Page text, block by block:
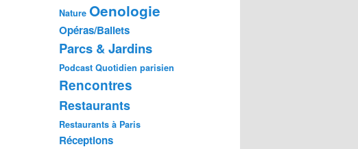
Nature Oenologie
Opéras/Ballets
Parcs & Jardins
Podcast Quotidien parisien
Rencontres
Restaurants
Restaurants à Paris
Réceptions